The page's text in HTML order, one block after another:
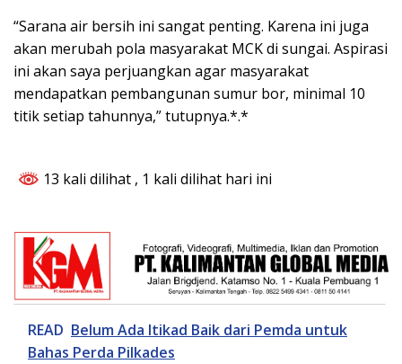
“Sarana air bersih ini sangat penting. Karena ini juga
akan merubah pola masyarakat MCK di sungai. Aspirasi
ini akan saya perjuangkan agar masyarakat
mendapatkan pembangunan sumur bor, minimal 10
titik setiap tahunnya,” tutupnya.*.*
13 kali dilihat , 1 kali dilihat hari ini
READ Belum Ada Itikad Baik dari Pemda untuk
Bahas Perda Pilkades